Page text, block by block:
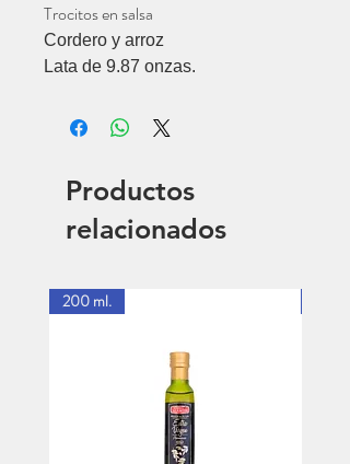
Trocitos en salsa
Cordero y arroz
Lata de 9.87 onzas.
Productos
relacionados
200 ml.